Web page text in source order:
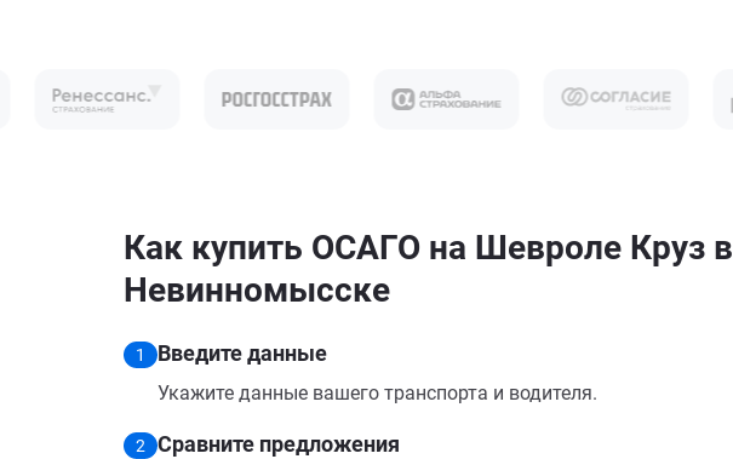
Как купить ОСАГО на Шевроле Круз в
Невинномысске
1 Введите данные
Укажите данные вашего транспорта и водителя.
2 Сравните предложения